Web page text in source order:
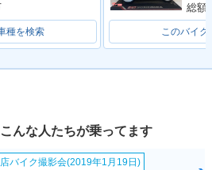
年 ZZR250 1997年 ZZR250
種を検索
総額:
このバイ
んな人たちが乗ってます
バイク撮影会(2019年1月19日)